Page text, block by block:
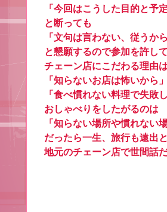
「今回はこうした目的と予
と断っても
「文句は言わない、従うか
と懇願するので参加を許し
チェーン店にこだわる理由は
「知らないお店は怖いから」
「食べ慣れない料理で失敗
おしゃべりをしたがるのは
「知らない場所や慣れない
だったら一生、旅行も遠出
地元のチェーン店で世間話